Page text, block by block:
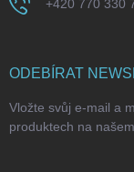
+420 770 330
ODEBÍRAT
Vložte svůj e-mail a
produktech na